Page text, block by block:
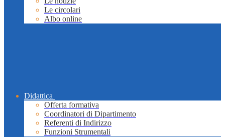
Le circolari
Albo online
Didattica
Offerta formativa
Coordinatori di Dipartimento
Referenti di Indirizzo
Funzioni Strumentali